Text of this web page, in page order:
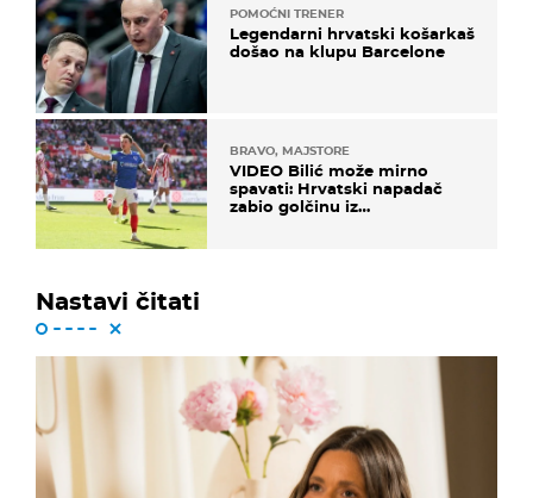
POMOĆNI TRENER
Legendarni hrvatski košarkaš
došao na klupu Barcelone
BRAVO, MAJSTORE
VIDEO Bilić može mirno
spavati: Hrvatski napadač
zabio golčinu iz
Nastavi čitati